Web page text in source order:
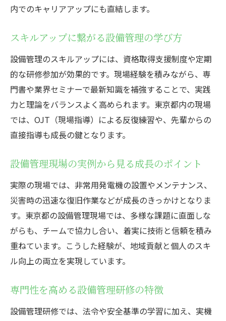
内でのキャリアアップにも直結します。
スキルアップに繋がる設備管理の学び方
設備管理のスキルアップには、資格取得支援制度や定期
的な研修参加が効果的です。現場経験を積みながら、専
門書や業界セミナーで最新知識を補強することで、実践
力と理論をバランスよく高められます。東京都内の現場
では、OJT（現場指導）による反復練習や、先輩からの
直接指導も成長の鍵となります。
設備管理現場の実例から見る成長のポイント
実際の現場では、非常用発電機の設置やメンテナンス、
災害時の迅速な復旧作業などが成長のきっかけとなりま
す。東京都の設備管理現場では、多様な課題に直面しな
がらも、チームで協力し合い、着実に技術と信頼を積み
重ねています。こうした経験が、地域貢献と個人のスキ
ル向上の両立を実現しています。
専門性を高める設備管理研修の特徴
設備管理研修では、法令や安全基準の学習に加え、実機